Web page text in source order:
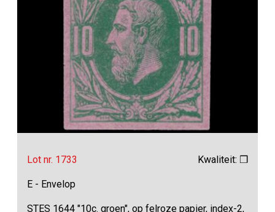
Lot nr. 1733 Kwaliteit: ❒
E - Envelop
STES 1644 "10c. groen", op felroze papier, index-2,